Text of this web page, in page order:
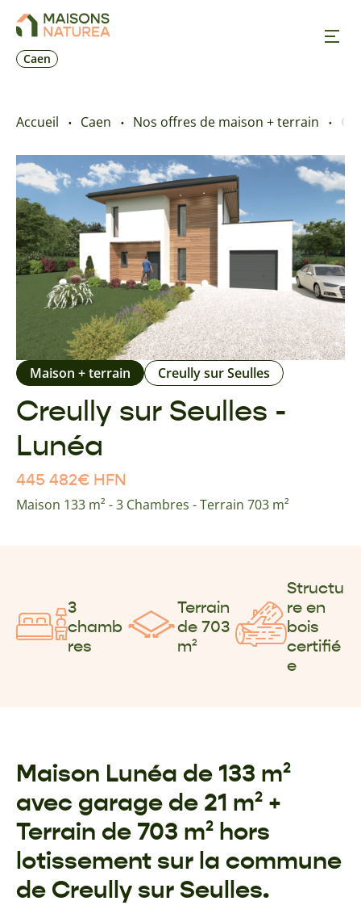
Caen
Nos offres
Prendre RDV
+33 2 31 84 06 85
Accueil Caen Nos offres de maison + terrain
Creully sur Seulles -
Lunéa
Maison + terrain Creully sur Seulles
445 482€ HFN
Maison 133 m² - 3 Chambres - Terrain 703 m²
3
chamb
res
Terrain
de 703
m²
Structu
re en
bois
certifié
e
Maison Lunéa de 133 m²
avec garage de 21 m² +
Terrain de 703 m² hors
lotissement sur la commune
de Creully sur Seulles.